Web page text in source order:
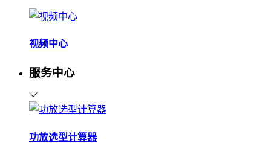
视频中心
服务中心
功放选型计算器